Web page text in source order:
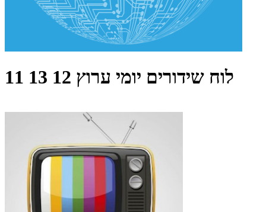
לוח שידורים יומי ערוץ 12 13 11